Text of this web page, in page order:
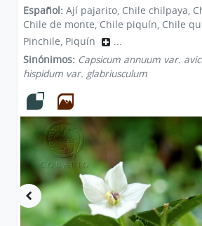
Español: Ají pajarito, Chile chilpaya,
Chile de monte, Chile piquín, Chile
Pinchile, Piquín
...
Sinónimos: Capsicum annuum var.
hispidum var. glabriusculum